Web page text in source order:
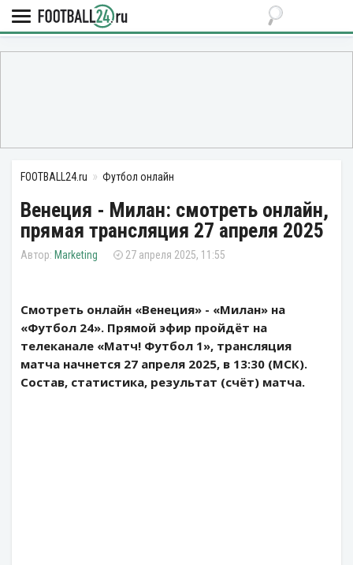
FOOTBALL24.ru Футбол онлайн
Венеция - Милан: смотреть онлайн,
прямая трансляция 27 апреля 2025
Marketing 27 апреля 2025, 11:55
Смотреть онлайн «Венеция» - «Милан» на
«Футбол 24». Прямой эфир пройдёт на
телеканале «Матч! Футбол 1», трансляция
матча начнется 27 апреля 2025, в 13:30 (МСК).
Состав, статистика, результат (счёт) матча.